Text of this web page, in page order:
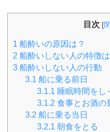
目次 [
1 船酔いの原因は？
2 船酔いしない人の特徴は
3 船酔いしない人の行動
3.1船に乗る前日
3.1.1 睡眠時間をし
3.1.2 食事とお酒の
3.2 船に乗る当日
3.2.1 朝食をとる